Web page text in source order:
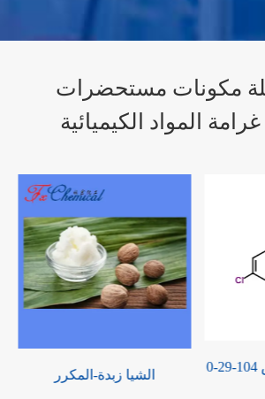
مكونات مستحضرات
المواد الكيميائية
الشيا زبدة-المكرر
0